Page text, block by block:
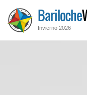
Bariloche
Invierno 2026